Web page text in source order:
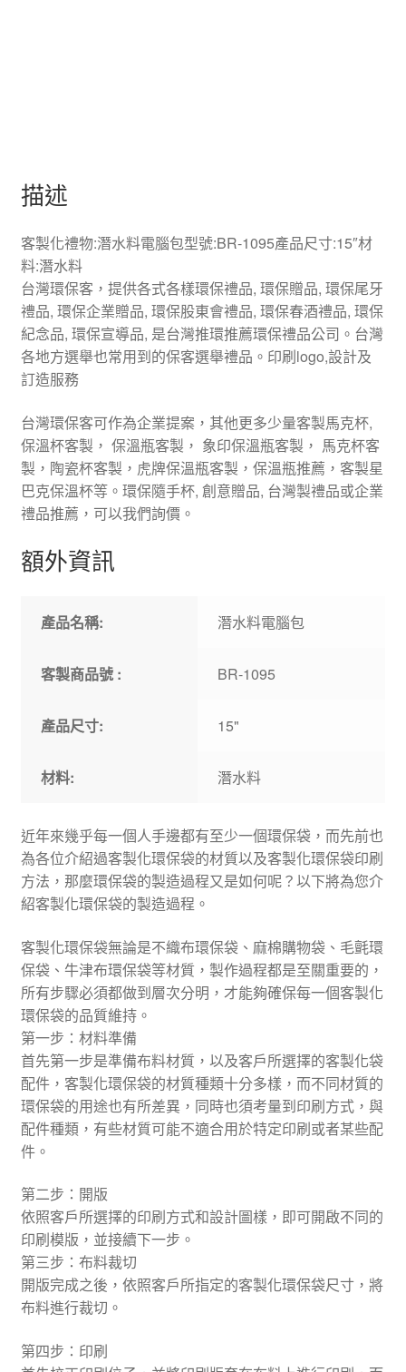
描述
客製化禮物:潛水料電腦包型號:BR-1095產品尺寸:15″材
料:潛水料
台灣環保客，提供各式各樣環保禮品, 環保贈品, 環保尾牙
禮品, 環保企業贈品, 環保股東會禮品, 環保春酒禮品, 環保
紀念品, 環保宣導品, 是台灣推環推薦環保禮品公司。台灣
各地方選舉也常用到的保客選舉禮品。印刷logo,設計及
訂造服務
台灣環保客可作為企業提案，其他更多少量客製馬克杯,
保溫杯客製， 保溫瓶客製， 象印保溫瓶客製， 馬克杯客
製，陶瓷杯客製，虎牌保溫瓶客製，保溫瓶推薦，客製星
巴克保溫杯等。環保隨手杯, 創意贈品, 台灣製禮品或企業
禮品推薦，可以我們詢價。
額外資訊
產品名稱: 潛水料電腦包
客製商品號 : BR-1095
產品尺寸: 15"
材料: 潛水料
近年來幾乎每一個人手邊都有至少一個環保袋，而先前也
為各位介紹過客製化環保袋的材質以及客製化環保袋印刷
方法，那麼環保袋的製造過程又是如何呢？以下將為您介
紹客製化環保袋的製造過程。
客製化環保袋無論是不織布環保袋、麻棉購物袋、毛氈環
保袋、牛津布環保袋等材質，製作過程都是至關重要的，
所有步驟必須都做到層次分明，才能夠確保每一個客製化
環保袋的品質維持。
第一步：材料準備
首先第一步是準備布料材質，以及客戶所選擇的客製化袋
配件，客製化環保袋的材質種類十分多樣，而不同材質的
環保袋的用途也有所差異，同時也須考量到印刷方式，與
配件種類，有些材質可能不適合用於特定印刷或者某些配
件。
第二步：開版
依照客戶所選擇的印刷方式和設計圖樣，即可開啟不同的
印刷模版，並接續下一步。
第三步：布料裁切
開版完成之後，依照客戶所指定的客製化環保袋尺寸，將
布料進行裁切。
第四步：印刷